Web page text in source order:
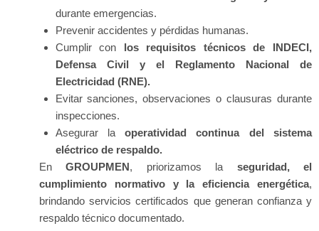
durante emergencias.
Prevenir accidentes y pérdidas humanas.
Cumplir con los requisitos técnicos de INDECI,
Defensa Civil y el Reglamento Nacional de
Electricidad (RNE).
Evitar sanciones, observaciones o clausuras durante
inspecciones.
Asegurar laoperatividad continua del sistema
eléctrico de respaldo.
EnGROUPMEN, priorizamos la seguridad, el
cumplimiento normativo y la eficiencia energética,
brindando servicios certificados que generan confianza y
respaldo técnico documentado.